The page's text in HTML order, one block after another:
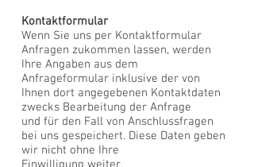
Kontaktformular
Wenn Sie uns per Kontaktformular
Anfragen zukommen lassen, werden
Ihre Angaben aus dem
Anfrageformular inklusive der von
Ihnen dort angegebenen Kontaktdaten
zwecks Bearbeitung der Anfrage
und für den Fall von Anschlussfragen
bei uns gespeichert. Diese Daten geben
wir nicht ohne Ihre